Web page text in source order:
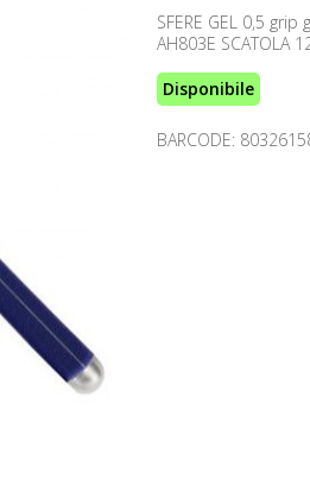
SFERE GEL 0,5
AH803E SCATOLA
Disponibile
BARCODE: